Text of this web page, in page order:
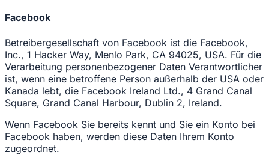
Facebook
Betreibergesellschaft von Facebook ist die Facebook,
Inc., 1 Hacker Way, Menlo Park, CA 94025, USA. Für die
Verarbeitung personenbezogener Daten Verantwortlicher
ist, wenn eine betroffene Person außerhalb der USA oder
Kanada lebt, die Facebook Ireland Ltd., 4 Grand Canal
Square, Grand Canal Harbour, Dublin 2, Ireland.
Wenn Facebook Sie bereits kennt und Sie ein Konto bei
Facebook haben, werden diese Daten Ihrem Konto
zugeordnet.